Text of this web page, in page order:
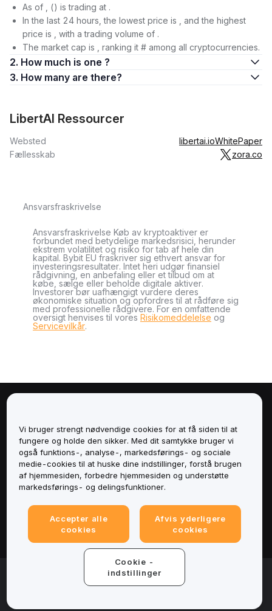
As of , () is trading at .
In the last 24 hours, the lowest price is , and the highest
price is , with a trading volume of .
The market cap is , ranking it # among all cryptocurrencies.
2. How much is one ?
3. How many are there?
LibertAI Ressourcer
Websted libertai.ioWhitePaper
Fællesskab
zora.co
Ansvarsfraskrivelse
Ansvarsfraskrivelse Køb av kryptoaktiver er
forbundet med betydelige markedsrisici, herunder
ekstrem volatilitet og risiko for tab af hele din
kapital. Bybit EU fraskriver sig ethvert ansvar for
investeringsresultater. Intet heri udgør finansiel
rådgivning, en anbefaling eller et tilbud om at
købe, sælge eller beholde digitale aktiver.
Investorer bør uafhængigt vurdere deres
økonomiske situation og opfordres til at rådføre sig
med professionelle rådgivere. For en omfattende
oversigt henvises til vores Risikomeddelelse og
Servicevilkår.
Tjenester
Support
Juridisk
© 2025-2026 Bybit.eu. All rights reserved.
Vi bruger strengt nødvendige cookies for at få siden til at
fungere og holde den sikker. Med dit samtykke bruger vi
også funktions-, analyse-, markedsførings- og sociale
medie-cookies til at huske dine indstillinger, forstå brugen
af hjemmesiden, forbedre hjemmesiden og understøtte
markedsførings- og delingsfunktioner.
Accepter alle
cookies
Afvis yderligere
cookies
Cookie -
indstillinger